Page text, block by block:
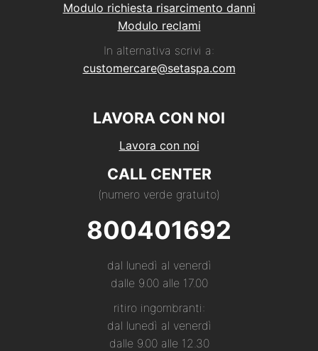
Modulo richiesta risarcimento danni
Modulo reclami
In alternativa scrivi a:
customercare@setaspa.com
LAVORA CON NOI
Lavora con noi
CALL CENTER
(numero verde gratuito)
800401692
dal lunedì al venerdì
dalle 9.00 alle 17.00
ritiro ingombranti:
dal lunedì al venerdì
dalle 9.00 alle 12.30